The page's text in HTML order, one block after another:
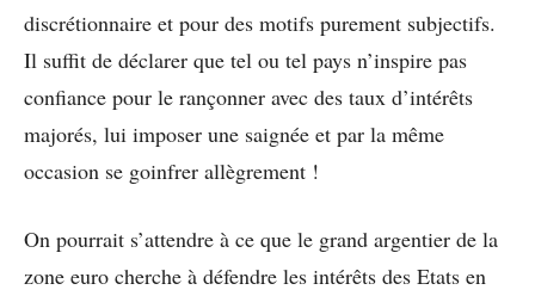
discrétionnaire et pour des motifs purement subjectifs.
Il suffit de déclarer que tel ou tel pays n’inspire pas
confiance pour le rançonner avec des taux d’intérêts
majorés, lui imposer une saignée et par la même
occasion se goinfrer allègrement !
On pourrait s’attendre à ce que le grand argentier de la
zone euro cherche à défendre les intérêts des Etats en